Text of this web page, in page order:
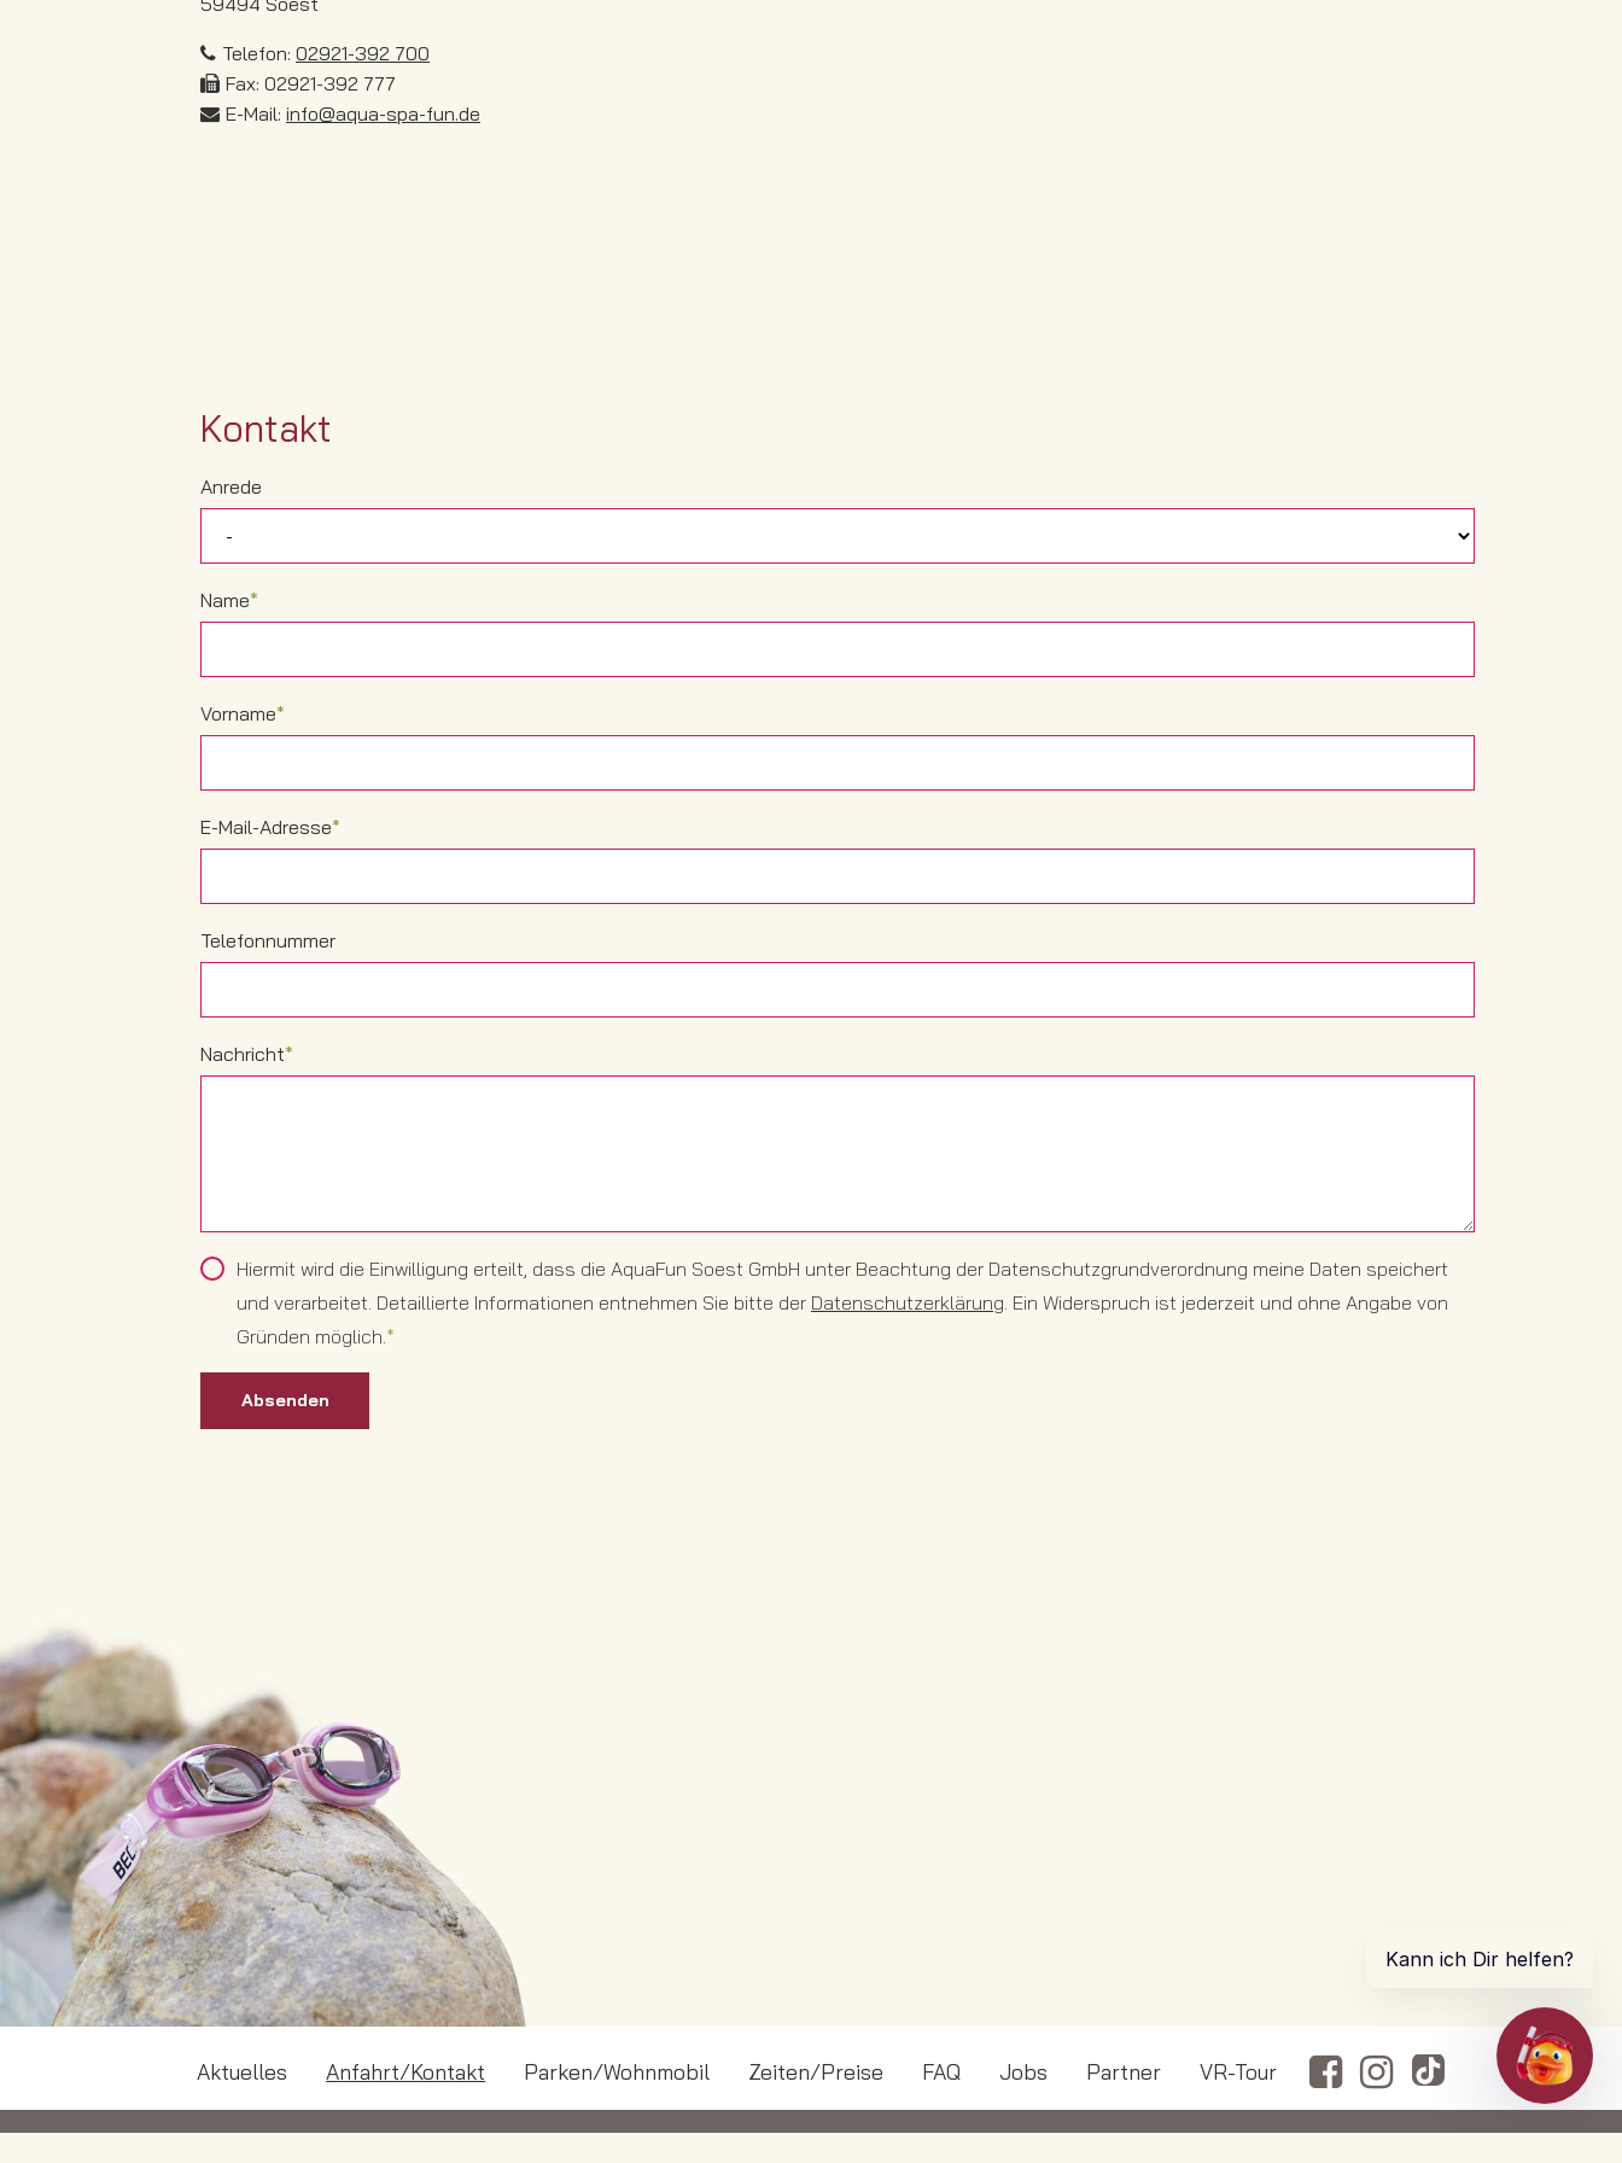
Telefon: 02921-392 700
Fax: 02921-392 777
E-Mail: info@aqua-spa-fun.de
Kontakt
Anrede
Name*
Vorname*
E-Mail-Adresse*
Telefonnummer
Nachricht*
Hiermit wird die Einwilligung erteilt, dass die AquaFun Soest GmbH unter Beachtung der Datenschutzgrundverordnung meine Daten speichert
und verarbeitet. Detaillierte Informationen entnehmen Sie bitte der Datenschutzerklärung. Ein Widerspruch ist jederzeit und ohne Angabe von
Gründen möglich.*
Absenden
Aktuelles Anfahrt/Kontakt Parken/Wohnmobil Zeiten/Preise FAQ Jobs Partner VR-Tour